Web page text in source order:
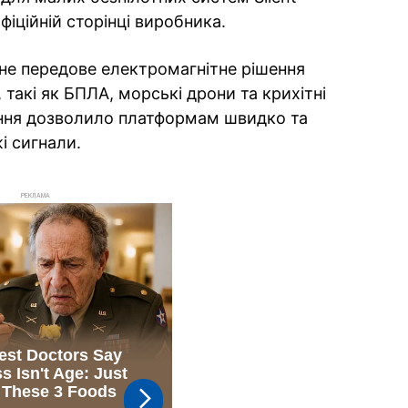
сторінці виробника.
передове електромагнітне рішення
як БПЛА, морські дрони та крихітні
дозволило платформам швидко та
сигнали.
РЕКЛАМА